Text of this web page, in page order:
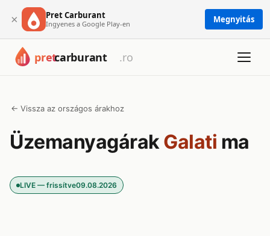
× Pret Carburant
Ingyenes a Google Play-en Megnyitás
← Vissza az országos árakhoz
ÜzemanyagárakGalati ma
LIVE — frissítve09.08.2026